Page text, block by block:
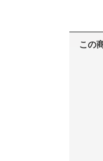
この